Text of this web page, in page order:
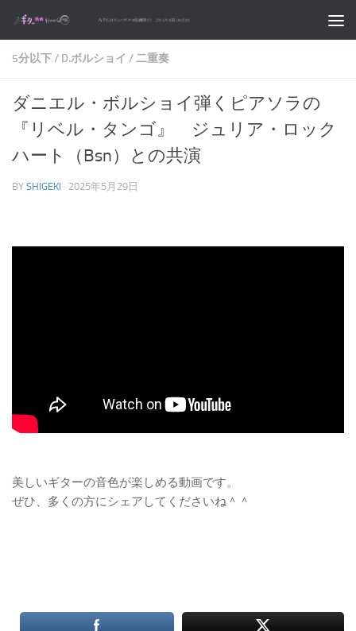
コンテンツへスキップ
5分以下/ D.ボルショイ /二重奏
ダニエル・ボルショイ弾くピアソラの
『リベル・タンゴ』 ジュリア・ロック
ハート（Bsn）との共演
BY SHIGEKI · 2025年5月29日
美しいギターの音色が楽しめる動画です。
ぜひ、多くの方にシェアしてくださいね＾＾